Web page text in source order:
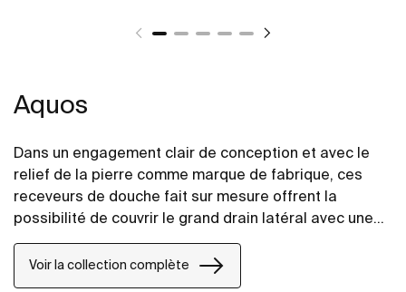
Aquos
Dans un engagement clair de conception et avec le
relief de la pierre comme marque de fabrique, ces
receveurs de douche fait sur mesure offrent la
possibilité de couvrir le grand drain latéral avec une
grille d'acier inoxydable ou avec un cache vidage
fabriqué en STONEX®, de la même finition que le
receveur de douche.
Voir la collection complète